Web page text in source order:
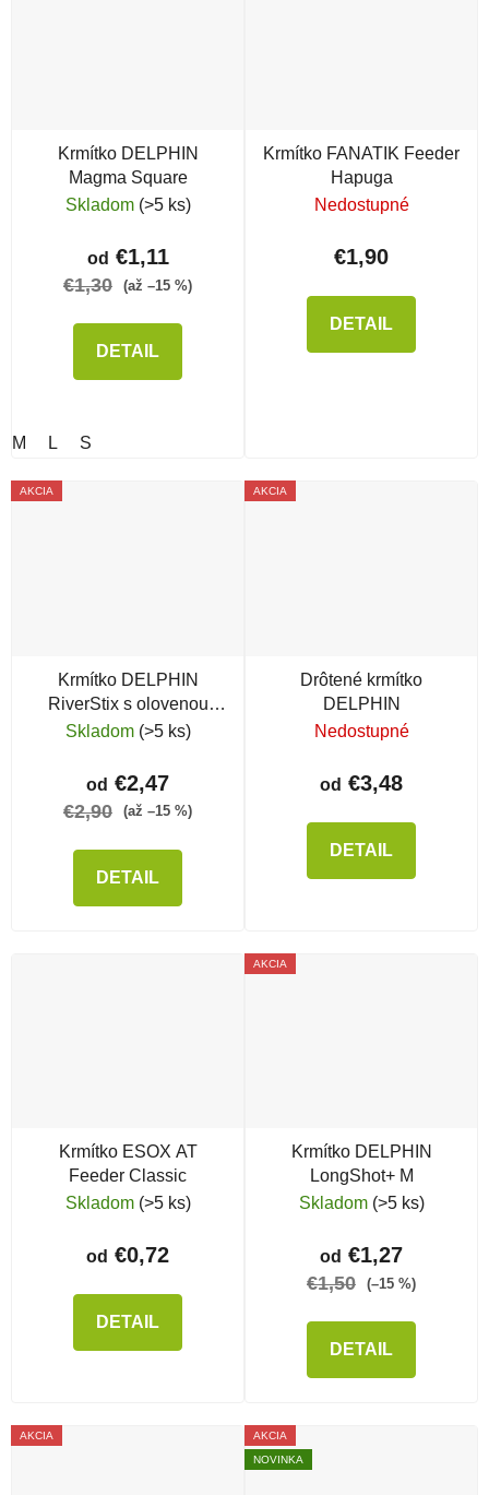
Krmítko DELPHIN
Magma Square
Skladom (>5 ks)
od €1,11
€1,30 (až –15 %)
DETAIL
M L S
Krmítko FANATIK Feeder
Hapuga
Nedostupné
€1,90
DETAIL
AKCIA
Krmítko DELPHIN
RiverStix s olovenou
záťažou
Skladom (>5 ks)
od €2,47
€2,90 (až –15 %)
DETAIL
AKCIA
Drôtené krmítko
DELPHIN
Nedostupné
od €3,48
DETAIL
Krmítko ESOX AT
Feeder Classic
Skladom (>5 ks)
od €0,72
DETAIL
AKCIA
Krmítko DELPHIN
LongShot+ M
Skladom (>5 ks)
od €1,27
€1,50 (–15 %)
DETAIL
AKCIA
AKCIA
NOVINKA